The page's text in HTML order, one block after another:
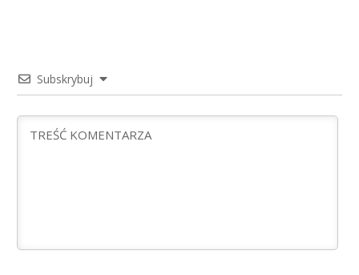
Subskrybuj